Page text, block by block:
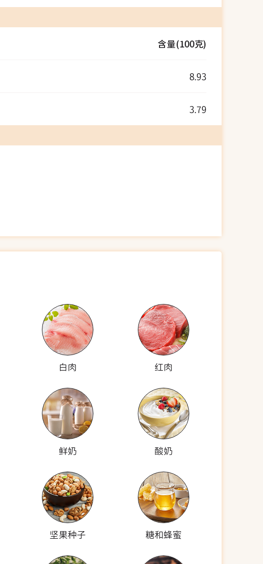
含量(100克)
8.93
3.79
白肉 红肉
鲜奶 酸奶
坚果种子 糖和蜂蜜